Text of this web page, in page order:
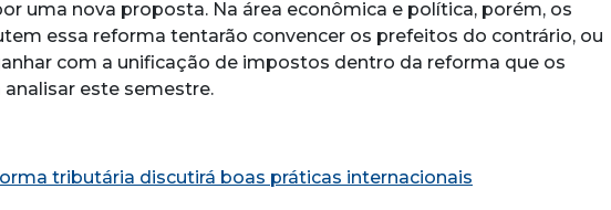
uma nova proposta. Na área econômica e política, porém, os
essa reforma tentarão convencer os prefeitos do contrário, ou
com a unificação de impostos dentro da reforma que os
este semestre.
tributária discutirá boas práticas internacionais